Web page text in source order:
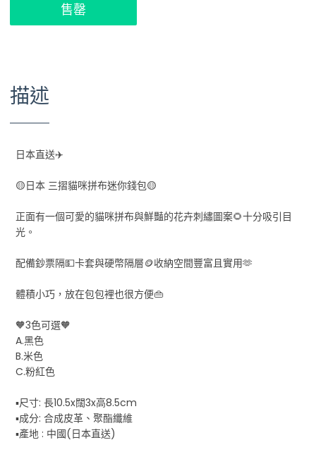
售罄
描述
日本直送✈️
🟡日本 三摺貓咪拼布迷你錢包🟡
正面有一個可愛的貓咪拼布與鮮豔的花卉刺繡圖案🌻十分吸引目
光。
配備鈔票隔💵卡套與硬幣隔層🪙收納空間豐富且實用🫶
體積小巧，放在包包裡也很方便👜
🧡3色可選🧡
A.黑色
B.米色
C.粉紅色
▪️尺寸: 長10.5x闊3x高8.5cm
▪️成分: 合成皮革、聚酯纖維
▪️產地 : 中國(日本直送)